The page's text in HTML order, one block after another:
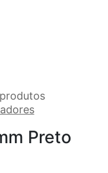
Preto